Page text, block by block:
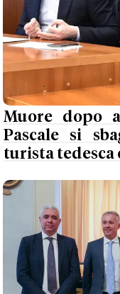
Muore dopo
Pascale si
turista tedesca